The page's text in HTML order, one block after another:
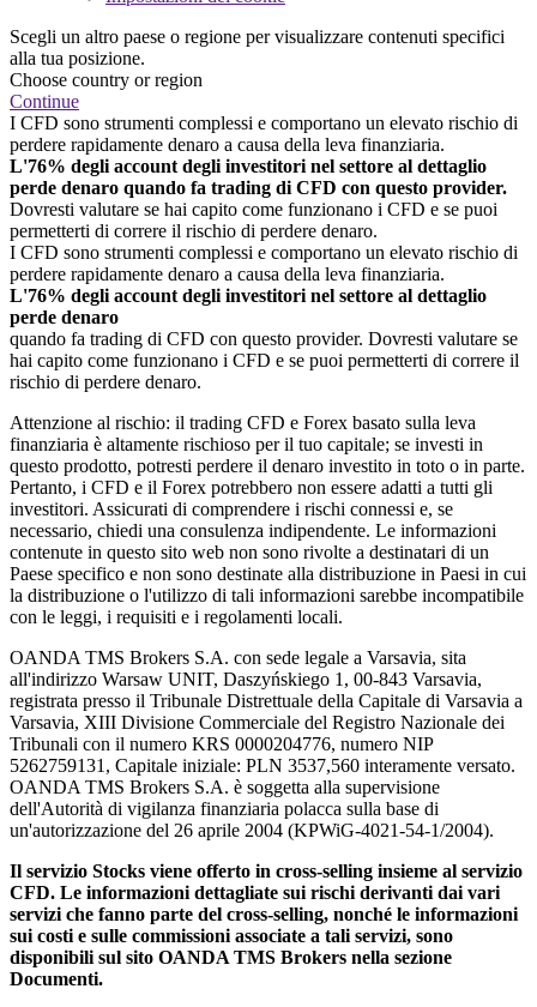
Scegli un altro paese o regione per visualizzare contenuti specifici
alla tua posizione.
Choose country or region
Continue
I CFD sono strumenti complessi e comportano un elevato rischio di
perdere rapidamente denaro a causa della leva finanziaria.
L'76% degli account degli investitori nel settore al dettaglio
perde denaro quando fa trading di CFD con questo provider.
Dovresti valutare se hai capito come funzionano i CFD e se puoi
permetterti di correre il rischio di perdere denaro.
I CFD sono strumenti complessi e comportano un elevato rischio di
perdere rapidamente denaro a causa della leva finanziaria.
L'76% degli account degli investitori nel settore al dettaglio
perde denaro
quando fa trading di CFD con questo provider. Dovresti valutare se
hai capito come funzionano i CFD e se puoi permetterti di correre il
rischio di perdere denaro.
Attenzione al rischio: il trading CFD e Forex basato sulla leva
finanziaria è altamente rischioso per il tuo capitale; se investi in
questo prodotto, potresti perdere il denaro investito in toto o in parte.
Pertanto, i CFD e il Forex potrebbero non essere adatti a tutti gli
investitori. Assicurati di comprendere i rischi connessi e, se
necessario, chiedi una consulenza indipendente. Le informazioni
contenute in questo sito web non sono rivolte a destinatari di un
Paese specifico e non sono destinate alla distribuzione in Paesi in cui
la distribuzione o l'utilizzo di tali informazioni sarebbe incompatibile
con le leggi, i requisiti e i regolamenti locali.
OANDA TMS Brokers S.A. con sede legale a Varsavia, sita
all'indirizzo Warsaw UNIT, Daszyńskiego 1, 00-843 Varsavia,
registrata presso il Tribunale Distrettuale della Capitale di Varsavia a
Varsavia, XIII Divisione Commerciale del Registro Nazionale dei
Tribunali con il numero KRS 0000204776, numero NIP
5262759131, Capitale iniziale: PLN 3537,560 interamente versato.
OANDA TMS Brokers S.A. è soggetta alla supervisione
dell'Autorità di vigilanza finanziaria polacca sulla base di
un'autorizzazione del 26 aprile 2004 (KPWiG-4021-54-1/2004).
Il servizio Stocks viene offerto in cross-selling insieme al servizio
CFD. Le informazioni dettagliate sui rischi derivanti dai vari
servizi che fanno parte del cross-selling, nonché le informazioni
sui costi e sulle commissioni associate a tali servizi, sono
disponibili sul sito OANDA TMS Brokers nella sezione
Documenti.